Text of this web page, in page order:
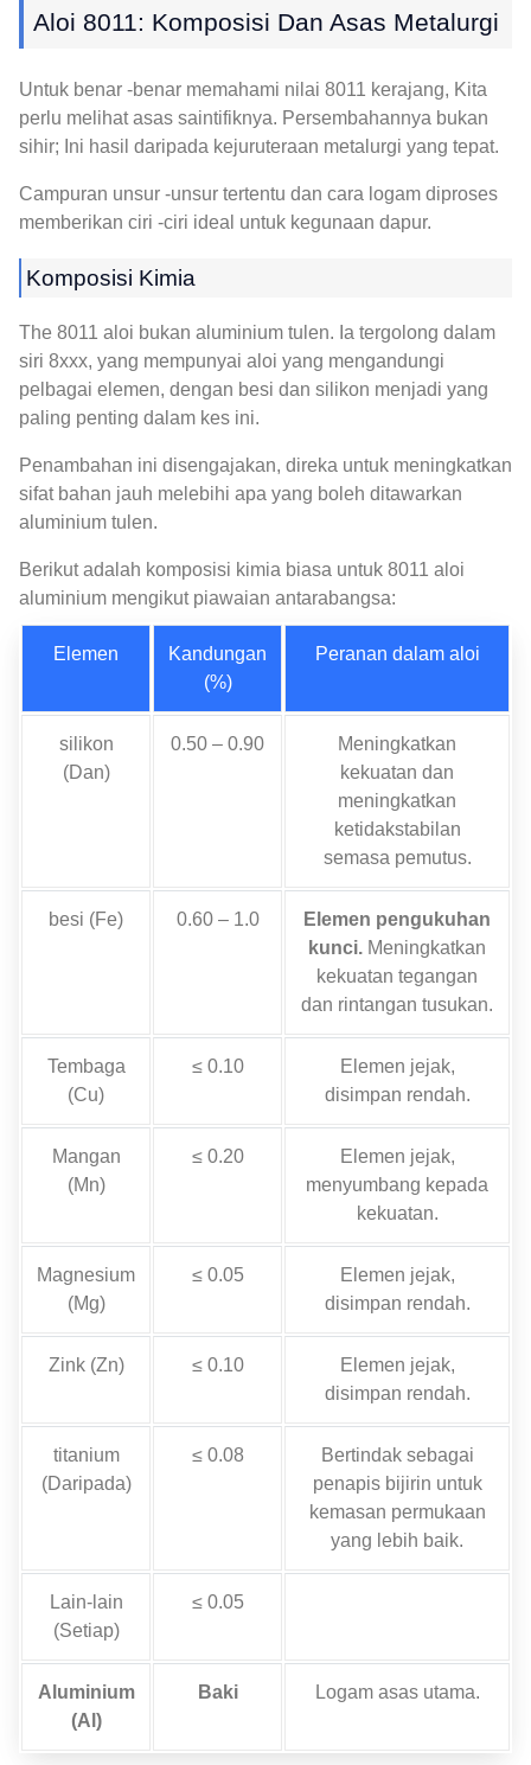
Aloi 8011: Komposisi Dan Asas Metalurgi
Untuk benar -benar memahami nilai 8011 kerajang, Kita
perlu melihat asas saintifiknya. Persembahannya bukan
sihir; Ini hasil daripada kejuruteraan metalurgi yang tepat.
Campuran unsur -unsur tertentu dan cara logam diproses
memberikan ciri -ciri ideal untuk kegunaan dapur.
Komposisi Kimia
The 8011 aloi bukan aluminium tulen. Ia tergolong dalam
siri 8xxx, yang mempunyai aloi yang mengandungi
pelbagai elemen, dengan besi dan silikon menjadi yang
paling penting dalam kes ini.
Penambahan ini disengajakan, direka untuk meningkatkan
sifat bahan jauh melebihi apa yang boleh ditawarkan
aluminium tulen.
Berikut adalah komposisi kimia biasa untuk 8011 aloi
aluminium mengikut piawaian antarabangsa:
Elemen
Kandungan
(%)
Peranan dalam aloi
silikon
(Dan)
0.50 – 0.90
Meningkatkan
kekuatan dan
meningkatkan
ketidakstabilan
semasa pemutus.
besi (Fe) 0.60 – 1.0
Elemen pengukuhan
kunci. Meningkatkan
kekuatan tegangan
dan rintangan tusukan.
Tembaga
(Cu)
≤ 0.10
Elemen jejak,
disimpan rendah.
Mangan
(Mn)
≤ 0.20
Elemen jejak,
menyumbang kepada
kekuatan.
Magnesium
(Mg)
≤ 0.05
Elemen jejak,
disimpan rendah.
Zink (Zn) ≤ 0.10
Elemen jejak,
disimpan rendah.
titanium
(Daripada)
≤ 0.08
Bertindak sebagai
penapis bijirin untuk
kemasan permukaan
yang lebih baik.
Lain-lain
(Setiap)
≤ 0.05
Aluminium
(Al)
Baki Logam asas utama.